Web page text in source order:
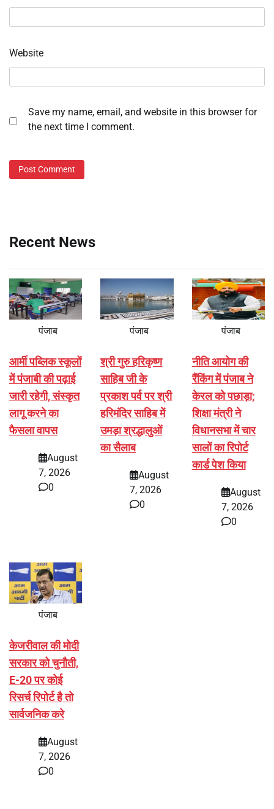
Website
Save my name, email, and website in this browser for
the next time I comment.
Recent News
पंजाब
आर्मी पब्लिक स्कूलों
में पंजाबी की पढ़ाई
जारी रहेगी, संस्कृत
लागू करने का
फैसला वापस
August
7, 2026
0
पंजाब
श्री गुरु हरिकृष्ण
साहिब जी के
प्रकाश पर्व पर श्री
हरिमंदिर साहिब में
उमड़ा श्रद्धालुओं
का सैलाब
August
7, 2026
0
पंजाब
नीति आयोग की
रैंकिंग में पंजाब ने
केरल को पछाड़ा;
शिक्षा मंत्री ने
विधानसभा में चार
सालों का रिपोर्ट
कार्ड पेश किया
August
7, 2026
0
पंजाब
केजरीवाल की मोदी
सरकार को चुनौती,
E-20 पर कोई
रिसर्च रिपोर्ट है तो
सार्वजनिक करे
August
7, 2026
0